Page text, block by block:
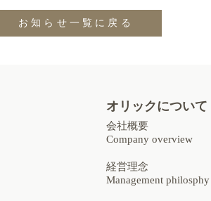
お知らせ一覧に戻る
オリックについて
会社概要
Company overview
経営理念
Management philosphy